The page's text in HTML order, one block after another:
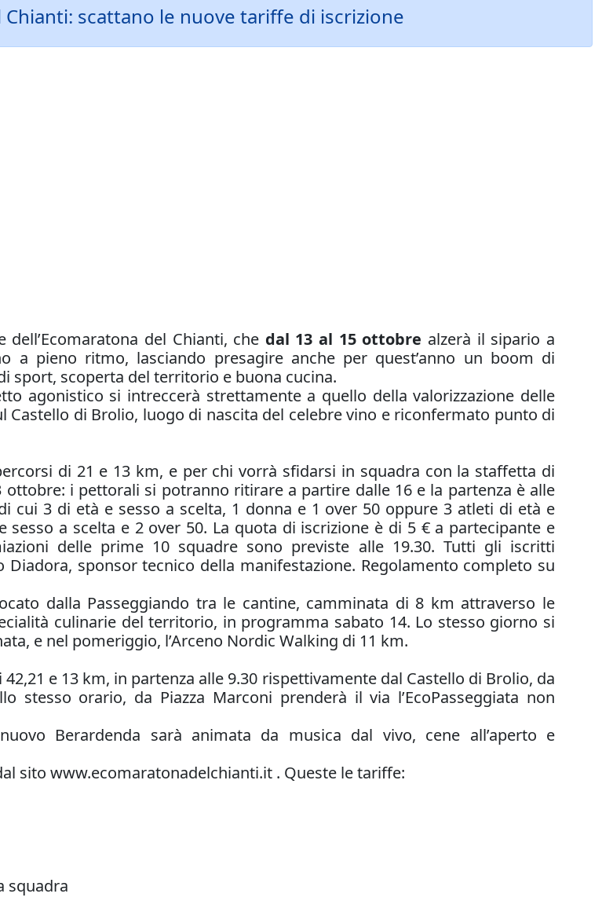
Chianti: scattano le nuove tariffe di iscrizione
del Chianti, che dal 13 al 15 ottobre alzerà il sipario a
a pieno ritmo, lasciando presagire anche per quest’anno un boom di
sport, scoperta del territorio e buona cucina.
agonistico si intreccerà strettamente a quello della valorizzazione delle
di Brolio, luogo di nascita del celebre vino e riconfermato punto di
di 21 e 13 km, e per chi vorrà sfidarsi in squadra con la staffetta di
i pettorali si potranno ritirare a partire dalle 16 e la partenza è alle
cui 3 di età e sesso a scelta, 1 donna e 1 over 50 oppure 3 atleti di età e
a scelta e 2 over 50. La quota di iscrizione è di 5 € a partecipante e
delle prime 10 squadre sono previste alle 19.30. Tutti gli iscritti
sponsor tecnico della manifestazione. Regolamento completo su
dalla Passeggiando tra le cantine, camminata di 8 km attraverso le
culinarie del territorio, in programma sabato 14. Lo stesso giorno si
e nel pomeriggio, l’Arceno Nordic Walking di 11 km.
e 13 km, in partenza alle 9.30 rispettivamente dal Castello di Brolio, da
stesso orario, da Piazza Marconi prenderà il via l’EcoPasseggiata non
Berardenda sarà animata da musica dal vivo, cene all’aperto e
sito www.ecomaratonadelchianti.it . Queste le tariffe:
squadra